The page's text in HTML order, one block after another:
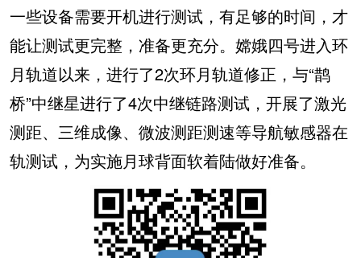
一些设备需要开机进行测试，有足够的时间，才
能让测试更完整，准备更充分。嫦娥四号进入环
月轨道以来，进行了2次环月轨道修正，与“鹊
桥”中继星进行了4次中继链路测试，开展了激光
测距、三维成像、微波测距测速等导航敏感器在
轨测试，为实施月球背面软着陆做好准备。